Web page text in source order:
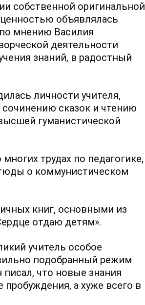
собственной оригинальной
объявлялась
мнению Василия
деятельности
знаний, в радостный
личности учителя,
сочинению сказок и чтению
гуманистической
трудах по педагогике,
о коммунистическом
книг, основными из
отдаю детям».
учитель особое
подобранный режим
что новые знания
а хуже всего в